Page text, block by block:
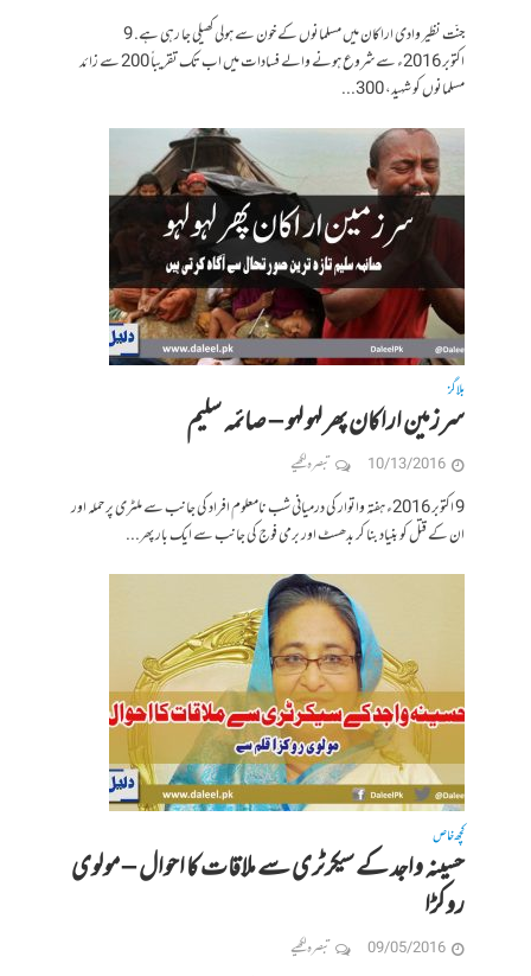
جنّت نظیر وادی اراکان میں مسلمانوں کے خون سے ہولی کھیلی جا رہی ہے. 9
اکتوبر 2016ء سے شروع ہونے والے فسادات میں اب تک تقریباً 200 سے زائد
مسلمانوں کو شہید، 300...
بلاگز
سرزمین اراکان پھر لہو لہو – صائمہ سلیم
10/13/2016 تبصرہ لکھیے
9 اکتوبر 2016ء ہفتہ واتوار کی درمیانی شب نامعلوم افراد کی جانب سے ملٹری پر حملہ اور
ان کے قتل کو بنیاد بنا کر بدھسٹ اور برمی فوج کی جانب سے ایک بار پھر...
کچھ خاص
حسینہ واجد کے سیکرٹری سے ملاقات کا احوال – مولوی
روکڑا
09/05/2016 تبصرہ لکھیے